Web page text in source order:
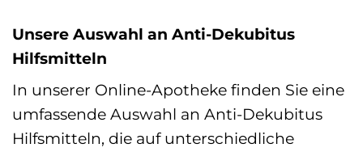
Unsere Auswahl an Anti-Dekubitus
Hilfsmitteln
In unserer Online-Apotheke finden Sie eine
umfassende Auswahl an Anti-Dekubitus
Hilfsmitteln, die auf unterschiedliche